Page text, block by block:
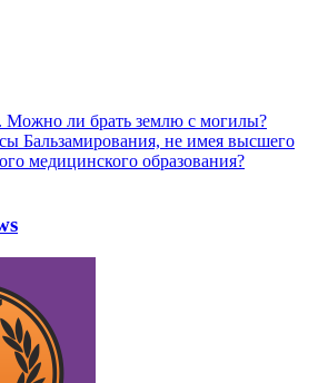
Можно ли брать землю с могилы?
Бальзамирования, не имея высшего
медицинского образования?